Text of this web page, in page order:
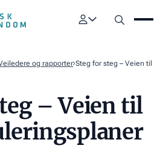
og rapporter Steg for steg – Veien til
– Veien til